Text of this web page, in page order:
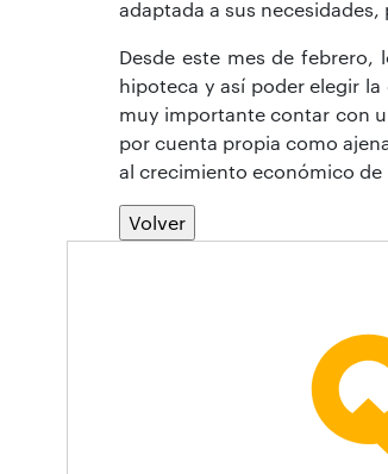
adaptada a sus
Desde este mes de
hipoteca y así poder elegir la
muy importante contar con
por cuenta propia como
al crecimiento económico
Volver